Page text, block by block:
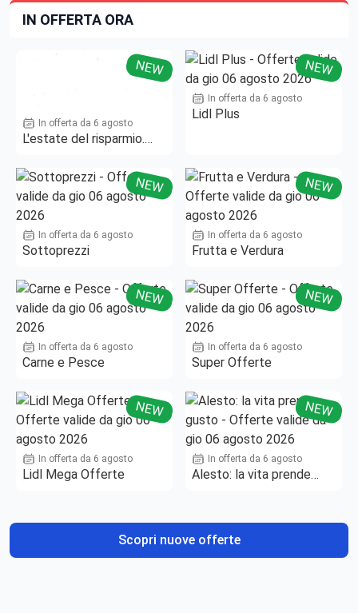
IN OFFERTA ORA
NEW
In offerta da 6 agosto
L'estate del risparmio.
NEW
In offerta da 6 agosto
Lidl Plus
NEW
In offerta da 6 agosto
Sottoprezzi
NEW
In offerta da 6 agosto
Frutta e Verdura
NEW
In offerta da 6 agosto
Carne e Pesce
NEW
In offerta da 6 agosto
Super Offerte
NEW
In offerta da 6 agosto
Lidl Mega Offerte
NEW
In offerta da 6 agosto
Alesto: la vita prende
Scopri nuove offerte